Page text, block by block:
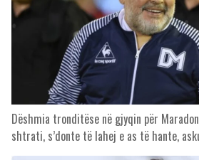
Dëshmia tronditëse në gjyqin për
shtrati, s’donte të lahej e as të hante,